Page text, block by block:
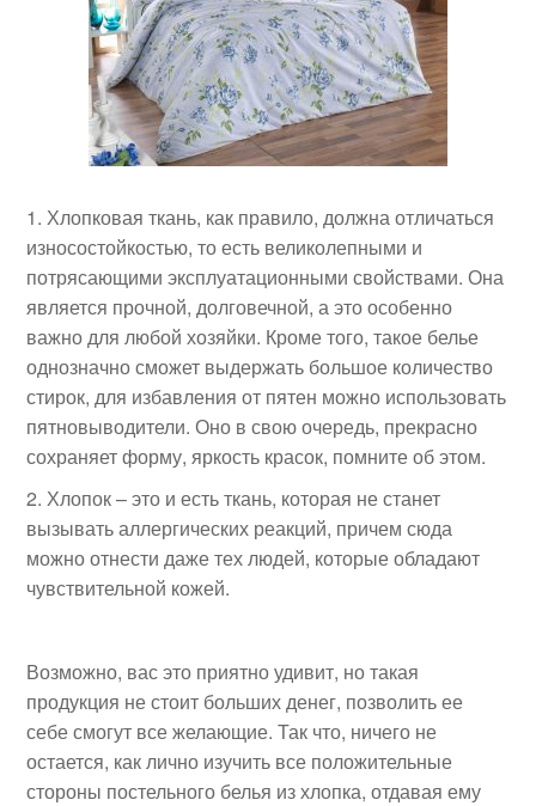
Хлопковая ткань, как правило, должна отличаться
износостойкостью, то есть великолепными и
потрясающими эксплуатационными свойствами. Она
является прочной, долговечной, а это особенно
важно для любой хозяйки. Кроме того, такое белье
однозначно сможет выдержать большое количество
стирок, для избавления от пятен можно использовать
пятновыводители. Оно в свою очередь, прекрасно
сохраняет форму, яркость красок, помните об этом.
Хлопок – это и есть ткань, которая не станет
вызывать аллергических реакций, причем сюда
можно отнести даже тех людей, которые обладают
чувствительной кожей.
Возможно, вас это приятно удивит, но такая
продукция не стоит больших денег, позволить ее
себе смогут все желающие. Так что, ничего не
остается, как лично изучить все положительные
стороны постельного белья из хлопка, отдавая ему